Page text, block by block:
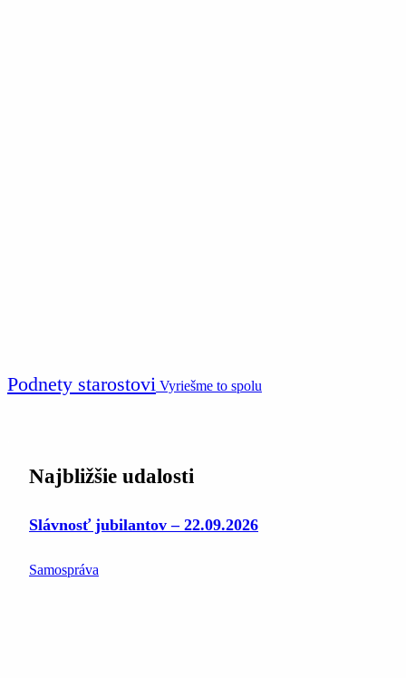
Podnety starostovi Vyriešme to spolu
Najbližšie udalosti
Slávnosť jubilantov – 22.09.2026
Samospráva